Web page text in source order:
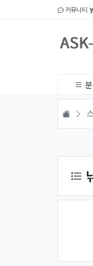
커뮤니티
HOME